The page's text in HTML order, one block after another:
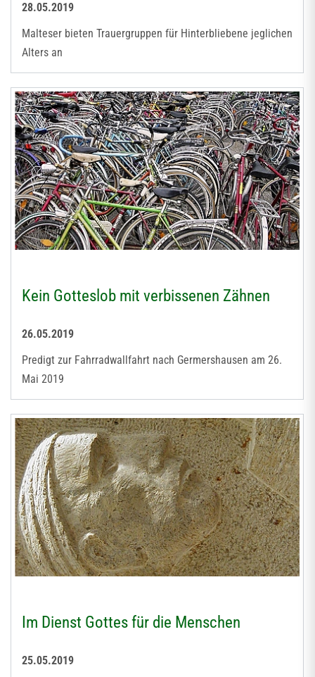
28.05.2019
Malteser bieten Trauergruppen für Hinterbliebene jeglichen
Alters an
Kein Gotteslob mit verbissenen Zähnen
26.05.2019
Predigt zur Fahrradwallfahrt nach Germershausen am 26.
Mai 2019
Im Dienst Gottes für die Menschen
25.05.2019